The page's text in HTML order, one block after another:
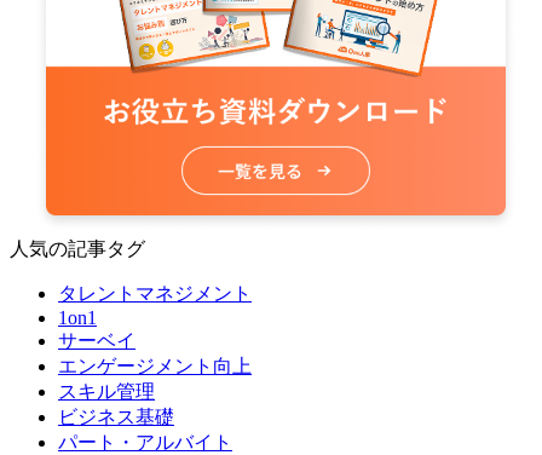
人気の記事タグ
タレントマネジメント
1on1
サーベイ
エンゲージメント向上
スキル管理
ビジネス基礎
パート・アルバイト